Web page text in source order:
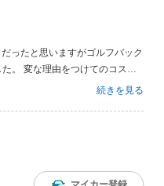
ったと思いますがゴルフバック
。 変な理由をつけてのコスト
続きを見る